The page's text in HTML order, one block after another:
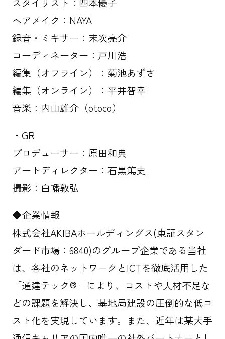
ヘアメイク：NAYA
録音・ミキサー：末次亮介
コーディネーター：戸川浩
編集（オフライン）：菊池あずさ
編集（オンライン）：平井智幸
音楽：内山雄介（otoco）
・GR
プロデューサー：原田和典
アートディレクター：石黒篤史
撮影：白幡敦弘
◆企業情報
株式会社AKIBAホールディングス(東証スタン
ダード市場：6840)のグループ企業である当社
は、各社のネットワークとICTを徹底活用した
「通建テック®」により、コストや人材不足な
どの課題を解決し、基地局建設の圧倒的な低コ
スト化を実現しています。また、近年は某大手